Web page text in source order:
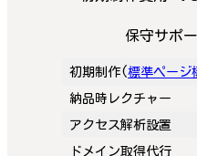
保守サポ
初期制作(標準ページ
納品時レクチャー
アクセス解析設置
ドメイン取得代行